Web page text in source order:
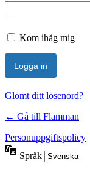
Kom ihåg mig
Glömt ditt lösenord?
← Gå till Flamman
Personuppgiftspolicy
Språk